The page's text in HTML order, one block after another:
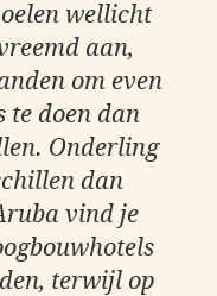
wellicht
aan,
om even
te doen dan
Onderling
dan
vind je
terwijl op